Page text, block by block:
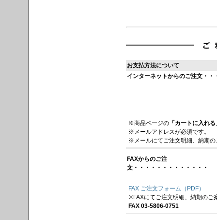
お支払方法について
インターネットからのご注文・・
※商品ページの 「カートに入れる
※メールアドレスが必須です。
※メールにてご注文明細、納期
FAXからのご注
文・・・・・・・・・・・・・
FAX ご注文フォーム（PDF）
※FAXにてご注文明細、納期のご
FAX 03-5806-0751